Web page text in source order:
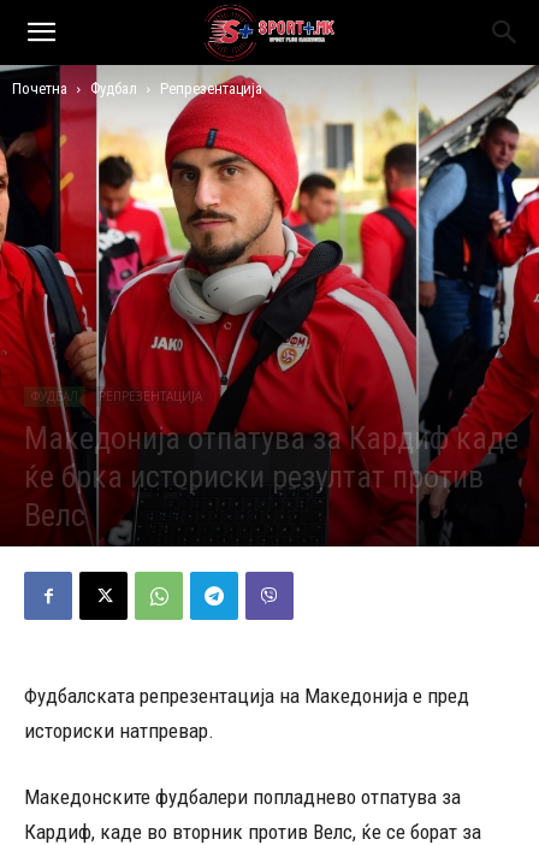
Почетна Фудбал Репрезентација
ФУДБАЛ РЕПРЕЗЕНТАЦИЈА
Македонија отпатува за Кардиф каде
ќе брка историски резултат против
Велс
Објавено од Д.Т. - 16/11/2025 1207
Фудбалската репрезентација на Македонија е пред
историски натпревар.
Македонските фудбалери попладнево отпатува за
Кардиф, каде во вторник против Велс, ќе се борат за